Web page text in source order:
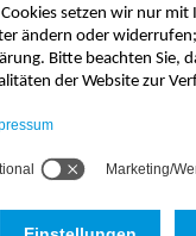
Produkt